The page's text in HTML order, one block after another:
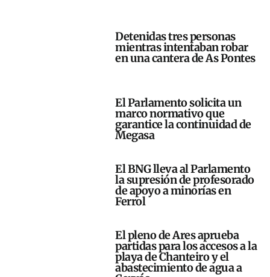
Detenidas tres personas
mientras intentaban robar
en una cantera de As Pontes
El Parlamento solicita un
marco normativo que
garantice la continuidad de
Megasa
El BNG lleva al Parlamento
la supresión de profesorado
de apoyo a minorías en
Ferrol
El pleno de Ares aprueba
partidas para los accesos a la
playa de Chanteiro y el
abastecimiento de agua a